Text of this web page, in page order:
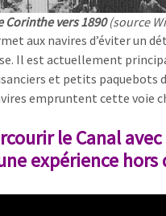
Corinthe vers 1890(source
aux navires d’éviter un
Il est actuellement
et petits paquebots
empruntent cette voie
le Canal
expérience